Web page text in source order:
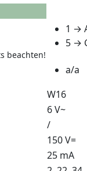
beachten!
1 →
5 →
a/a
W16
6 V~
/
150 V=
25 mA